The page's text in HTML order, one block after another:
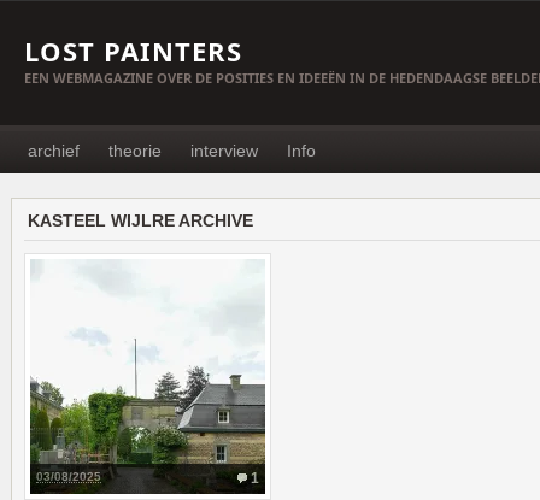
LOST PAINTERS
EEN WEBMAGAZINE OVER DE POSITIES EN IDEEËN IN DE HEDENDAAGSE
archief theorie interview Info
KASTEEL WIJLRE ARCHIVE
1
03/08/2025